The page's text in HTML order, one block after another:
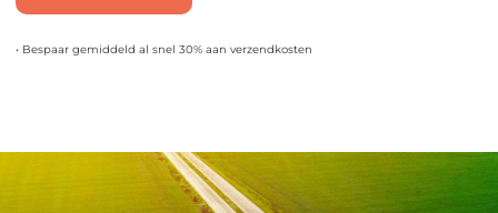
• Bespaar gemiddeld al snel 30% aan verzendkosten